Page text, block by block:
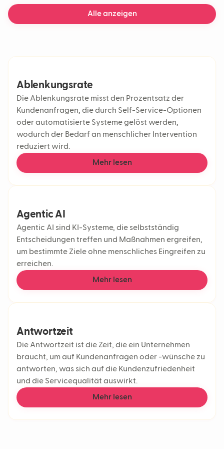
Alle anzeigen
Ablenkungsrate
Die Ablenkungsrate misst den Prozentsatz der
Kundenanfragen, die durch Self-Service-Optionen
oder automatisierte Systeme gelöst werden,
wodurch der Bedarf an menschlicher Intervention
reduziert wird.
Mehr lesen
Agentic AI
Agentic AI sind KI-Systeme, die selbstständig
Entscheidungen treffen und Maßnahmen ergreifen,
um bestimmte Ziele ohne menschliches Eingreifen zu
erreichen.
Mehr lesen
Antwortzeit
Die Antwortzeit ist die Zeit, die ein Unternehmen
braucht, um auf Kundenanfragen oder -wünsche zu
antworten, was sich auf die Kundenzufriedenheit
und die Servicequalität auswirkt.
Mehr lesen